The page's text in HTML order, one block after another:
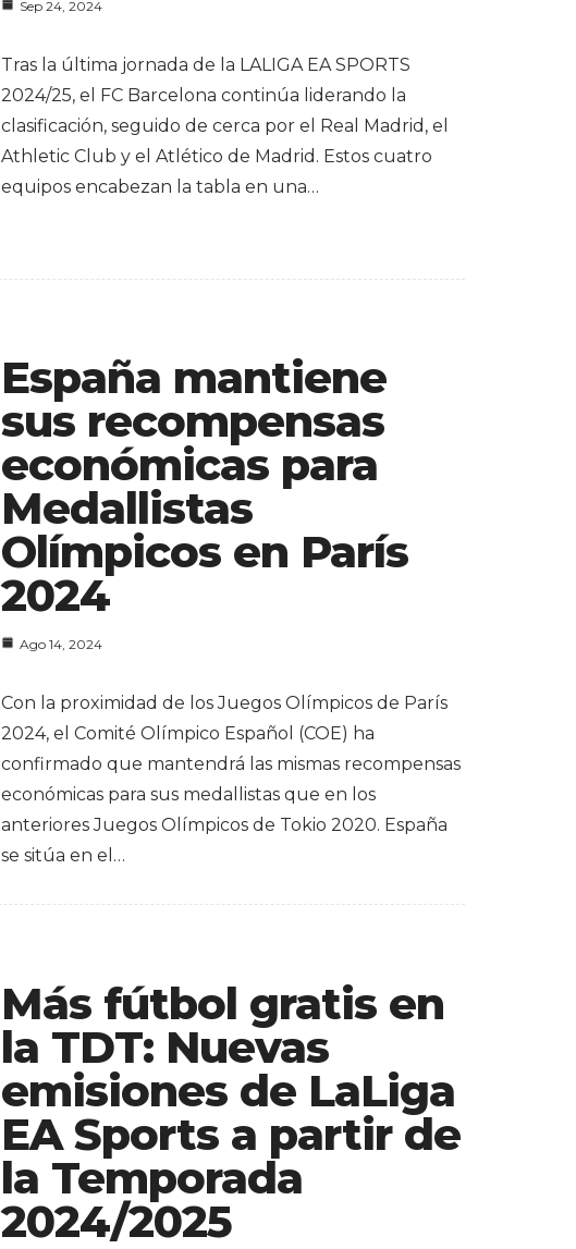
Sep 24, 2024
Tras la última jornada de la LALIGA EA SPORTS
2024/25, el FC Barcelona continúa liderando la
clasificación, seguido de cerca por el Real Madrid, el
Athletic Club y el Atlético de Madrid. Estos cuatro
equipos encabezan la tabla en una…
España mantiene
sus recompensas
económicas para
Medallistas
Olímpicos en París
2024
Ago 14, 2024
Con la proximidad de los Juegos Olímpicos de París
2024, el Comité Olímpico Español (COE) ha
confirmado que mantendrá las mismas recompensas
económicas para sus medallistas que en los
anteriores Juegos Olímpicos de Tokio 2020. España
se sitúa en el…
Más fútbol gratis en
la TDT: Nuevas
emisiones de LaLiga
EA Sports a partir de
la Temporada
2024/2025